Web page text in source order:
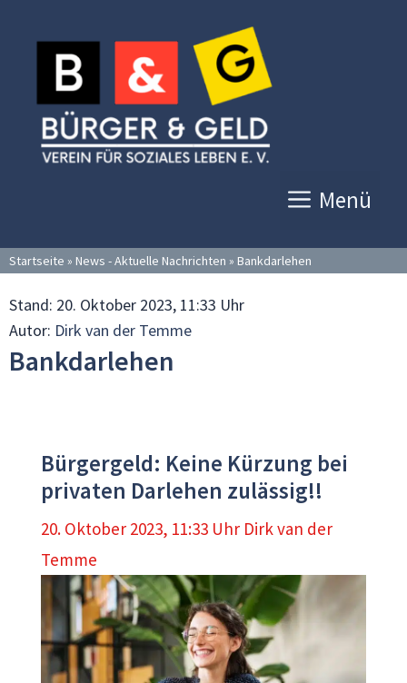
Inhalt
springen
Menü
Startseite » News - Aktuelle Nachrichten » Bankdarlehen
Stand: 20. Oktober 2023, 11:33 Uhr
Autor: Dirk van der Temme
Bankdarlehen
Bürgergeld: Keine Kürzung bei
privaten Darlehen zulässig!!
20. Oktober 2023, 11:33 Uhr Dirk van der
Temme